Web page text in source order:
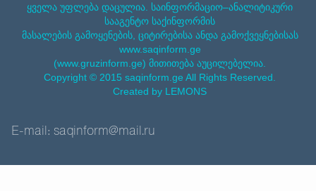
ყველა უფლება დაცულია. საინფორმაციო–ანალიტიკური
სააგენტო საქინფორმის
მასალების გამოყენების, ციტირებისა ანდა გამოქვეყნებისას
www.saqinform.ge
(www.gruzinform.ge) მითითება აუცილებელია.
Copyright © 2015 saqinform.ge All Rights Reserved.
Created by LEMONS
E-mail: saqinform@mail.ru